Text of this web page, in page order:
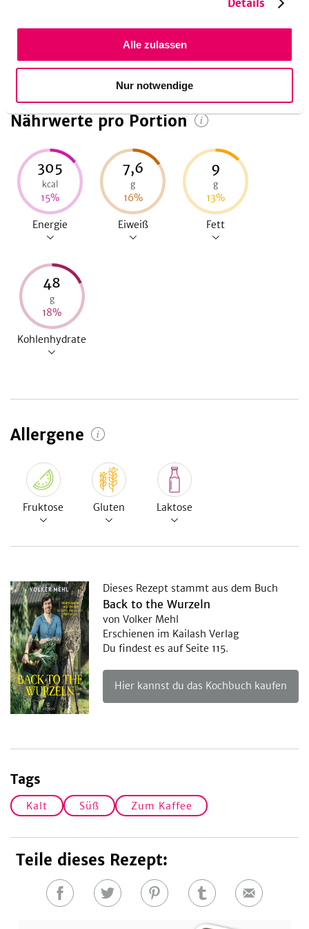
Details
Alle zulassen
Nur notwendige
Nährwerte pro Portion
305
kcal
15%
Energie
7,6
g
16%
Eiweiß
9
g
13%
Fett
48
g
18%
Kohlenhydrate
Allergene
Fruktose Gluten Laktose
Dieses Rezept stammt aus dem Buch
Back to the Wurzeln
von Volker Mehl
Erschienen im Kailash Verlag
Du findest es auf Seite 115.
Hier kannst du das Kochbuch kaufen
Tags
Kalt Süß Zum Kaffee
Teile dieses Rezept:
Auf
Auf
Auf
Auf
E-